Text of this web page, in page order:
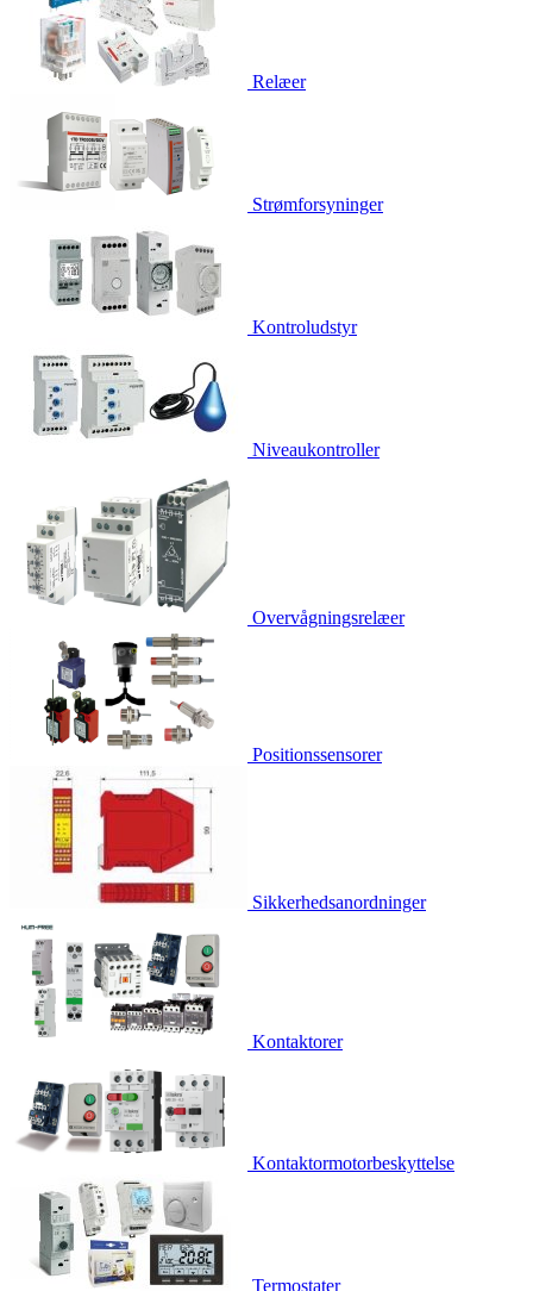
Relæer
Strømforsyninger
Kontroludstyr
Niveaukontroller
Overvågningsrelæer
Positionssensorer
Sikkerhedsanordninger
Kontaktorer
Kontaktormotorbeskyttelse
Termostater